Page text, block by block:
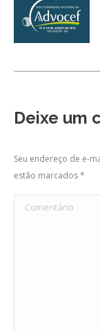
Deixe um
Seu endereço de e-
estão marcados*
Comentário